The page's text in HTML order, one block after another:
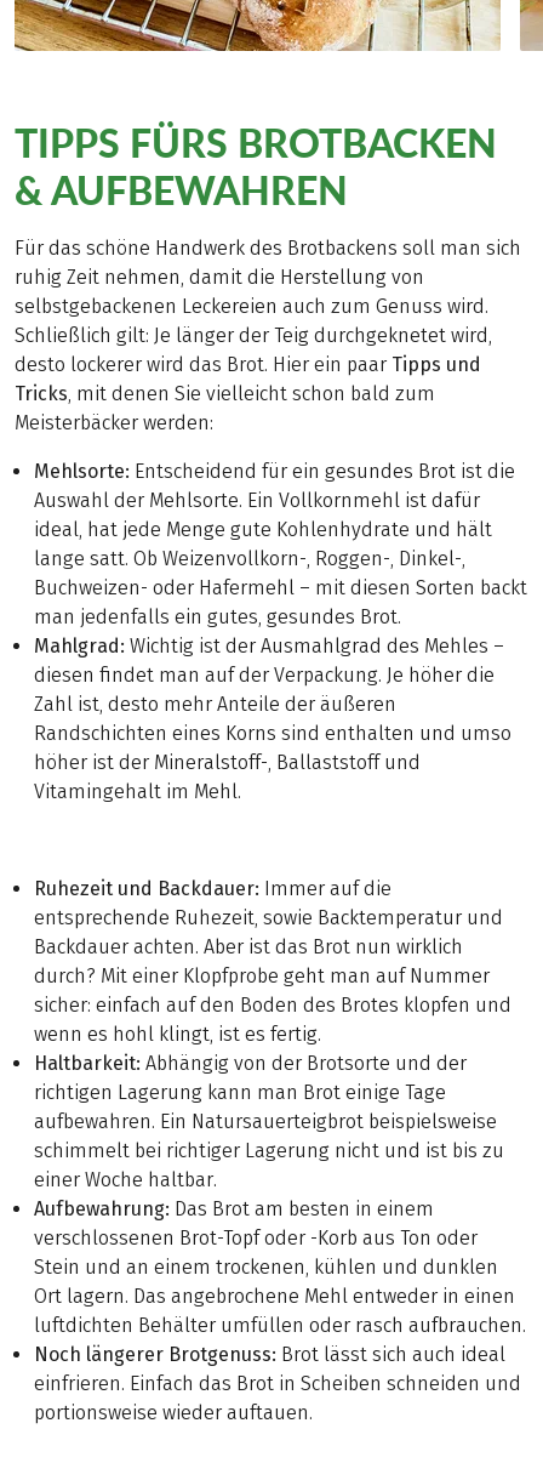
TIPPS FÜRS BROTBACKEN
& AUFBEWAHREN
Für das schöne Handwerk des Brotbackens soll man sich
ruhig Zeit nehmen, damit die Herstellung von
selbstgebackenen Leckereien auch zum Genuss wird.
Schließlich gilt: Je länger der Teig durchgeknetet wird,
desto lockerer wird das Brot. Hier ein paar Tipps und
Tricks, mit denen Sie vielleicht schon bald zum
Meisterbäcker werden:
Mehlsorte: Entscheidend für ein gesundes Brot ist die
Auswahl der Mehlsorte. Ein Vollkornmehl ist dafür
ideal, hat jede Menge gute Kohlenhydrate und hält
lange satt. Ob Weizenvollkorn-, Roggen-, Dinkel-,
Buchweizen- oder Hafermehl – mit diesen Sorten backt
man jedenfalls ein gutes, gesundes Brot.
Mahlgrad: Wichtig ist der Ausmahlgrad des Mehles –
diesen findet man auf der Verpackung. Je höher die
Zahl ist, desto mehr Anteile der äußeren
Randschichten eines Korns sind enthalten und umso
höher ist der Mineralstoff-, Ballaststoff und
Vitamingehalt im Mehl.
Ruhezeit und Backdauer: Immer auf die
entsprechende Ruhezeit, sowie Backtemperatur und
Backdauer achten. Aber ist das Brot nun wirklich
durch? Mit einer Klopfprobe geht man auf Nummer
sicher: einfach auf den Boden des Brotes klopfen und
wenn es hohl klingt, ist es fertig.
Haltbarkeit: Abhängig von der Brotsorte und der
richtigen Lagerung kann man Brot einige Tage
aufbewahren. Ein Natursauerteigbrot beispielsweise
schimmelt bei richtiger Lagerung nicht und ist bis zu
einer Woche haltbar.
Aufbewahrung: Das Brot am besten in einem
verschlossenen Brot-Topf oder -Korb aus Ton oder
Stein und an einem trockenen, kühlen und dunklen
Ort lagern. Das angebrochene Mehl entweder in einen
luftdichten Behälter umfüllen oder rasch aufbrauchen.
Noch längerer Brotgenuss: Brot lässt sich auch ideal
einfrieren. Einfach das Brot in Scheiben schneiden und
portionsweise wieder auftauen.